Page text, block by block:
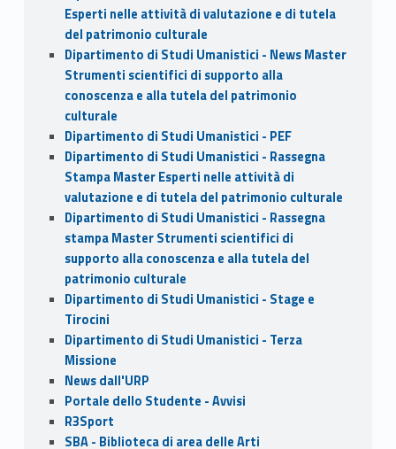
Esperti nelle attività di valutazione e di tutela
del patrimonio culturale
Dipartimento di Studi Umanistici - News Master
Strumenti scientifici di supporto alla
conoscenza e alla tutela del patrimonio
culturale
Dipartimento di Studi Umanistici - PEF
Dipartimento di Studi Umanistici - Rassegna
Stampa Master Esperti nelle attività di
valutazione e di tutela del patrimonio culturale
Dipartimento di Studi Umanistici - Rassegna
stampa Master Strumenti scientifici di
supporto alla conoscenza e alla tutela del
patrimonio culturale
Dipartimento di Studi Umanistici - Stage e
Tirocini
Dipartimento di Studi Umanistici - Terza
Missione
News dall'URP
Portale dello Studente - Avvisi
R3Sport
SBA - Biblioteca di area delle Arti